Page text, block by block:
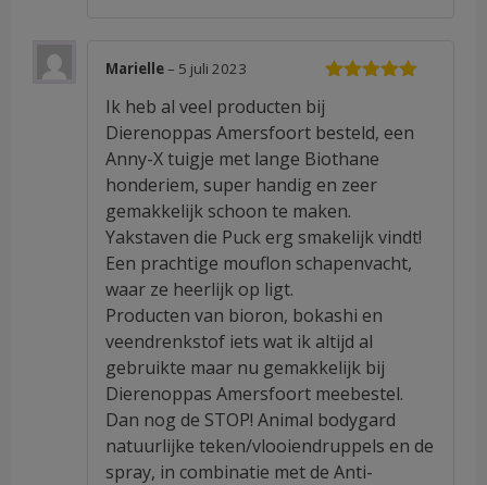
Marielle– 5 juli 2023
Ik heb al veel producten bij
Dierenoppas Amersfoort besteld, een
Anny-X tuigje met lange Biothane
honderiem, super handig en zeer
gemakkelijk schoon te maken.
Yakstaven die Puck erg smakelijk vindt!
Een prachtige mouflon schapenvacht,
waar ze heerlijk op ligt.
Producten van bioron, bokashi en
veendrenkstof iets wat ik altijd al
gebruikte maar nu gemakkelijk bij
Dierenoppas Amersfoort meebestel.
Dan nog de STOP! Animal bodygard
natuurlijke teken/vlooiendruppels en de
spray, in combinatie met de Anti-